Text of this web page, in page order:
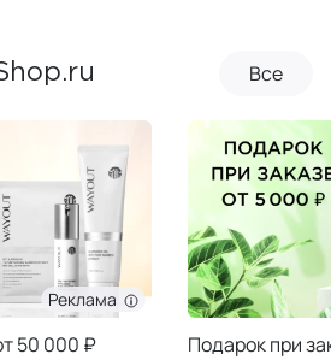
Все
Реклама
50 000 ₽ Подарок при